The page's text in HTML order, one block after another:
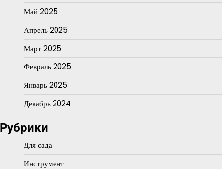
Май 2025
Апрель 2025
Март 2025
Февраль 2025
Январь 2025
Декабрь 2024
Рубрики
Для сада
Инструмент